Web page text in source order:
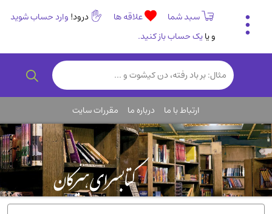
سبد شما علاقه ها درود! وارد حساب شوید
و یایک حساب باز کنید.
تاریخی و فرهنگی
(838)
رمان و داستان ایرانی(307)
روانشناسی(357)
انگلیسی و زبان خارجی(14)
کودکان و نوجوانان(76)
کتب نادر و کمیاب(19)
روانشناسی(112)
ارتباط با ما درباره ما مقررات سایت